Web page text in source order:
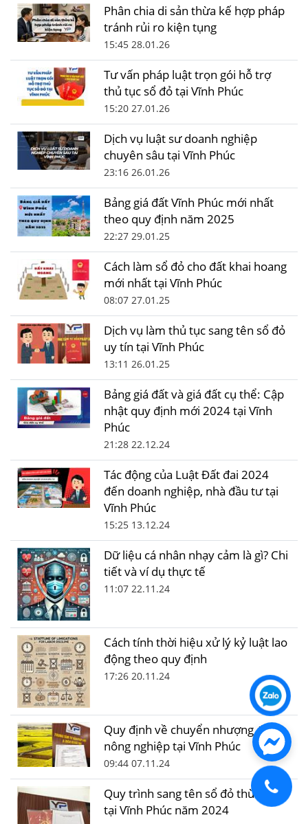
Phân chia di sản thừa kế hợp pháp
tránh rủi ro kiện tụng
15:45 28.01.26
Tư vấn pháp luật trọn gói hỗ trợ
thủ tục sổ đỏ tại Vĩnh Phúc
15:20 27.01.26
Dịch vụ luật sư doanh nghiệp
chuyên sâu tại Vĩnh Phúc
23:16 26.01.26
Bảng giá đất Vĩnh Phúc mới nhất
theo quy định năm 2025
22:27 29.01.25
Cách làm sổ đỏ cho đất khai hoang
mới nhất tại Vĩnh Phúc
08:07 27.01.25
Dịch vụ làm thủ tục sang tên sổ đỏ
uy tín tại Vĩnh Phúc
13:11 26.01.25
Bảng giá đất và giá đất cụ thể: Cập
nhật quy định mới 2024 tại Vĩnh
Phúc
21:28 22.12.24
Tác động của Luật Đất đai 2024
đến doanh nghiệp, nhà đầu tư tại
Vĩnh Phúc
15:25 13.12.24
Dữ liệu cá nhân nhạy cảm là gì? Chi
tiết và ví dụ thực tế
11:07 22.11.24
Cách tính thời hiệu xử lý kỷ luật lao
động theo quy định
17:26 20.11.24
Quy định về chuyển nhượng đất
nông nghiệp tại Vĩnh Phúc
09:44 07.11.24
Quy trình sang tên sổ đỏ thừa kế
tại Vĩnh Phúc năm 2024